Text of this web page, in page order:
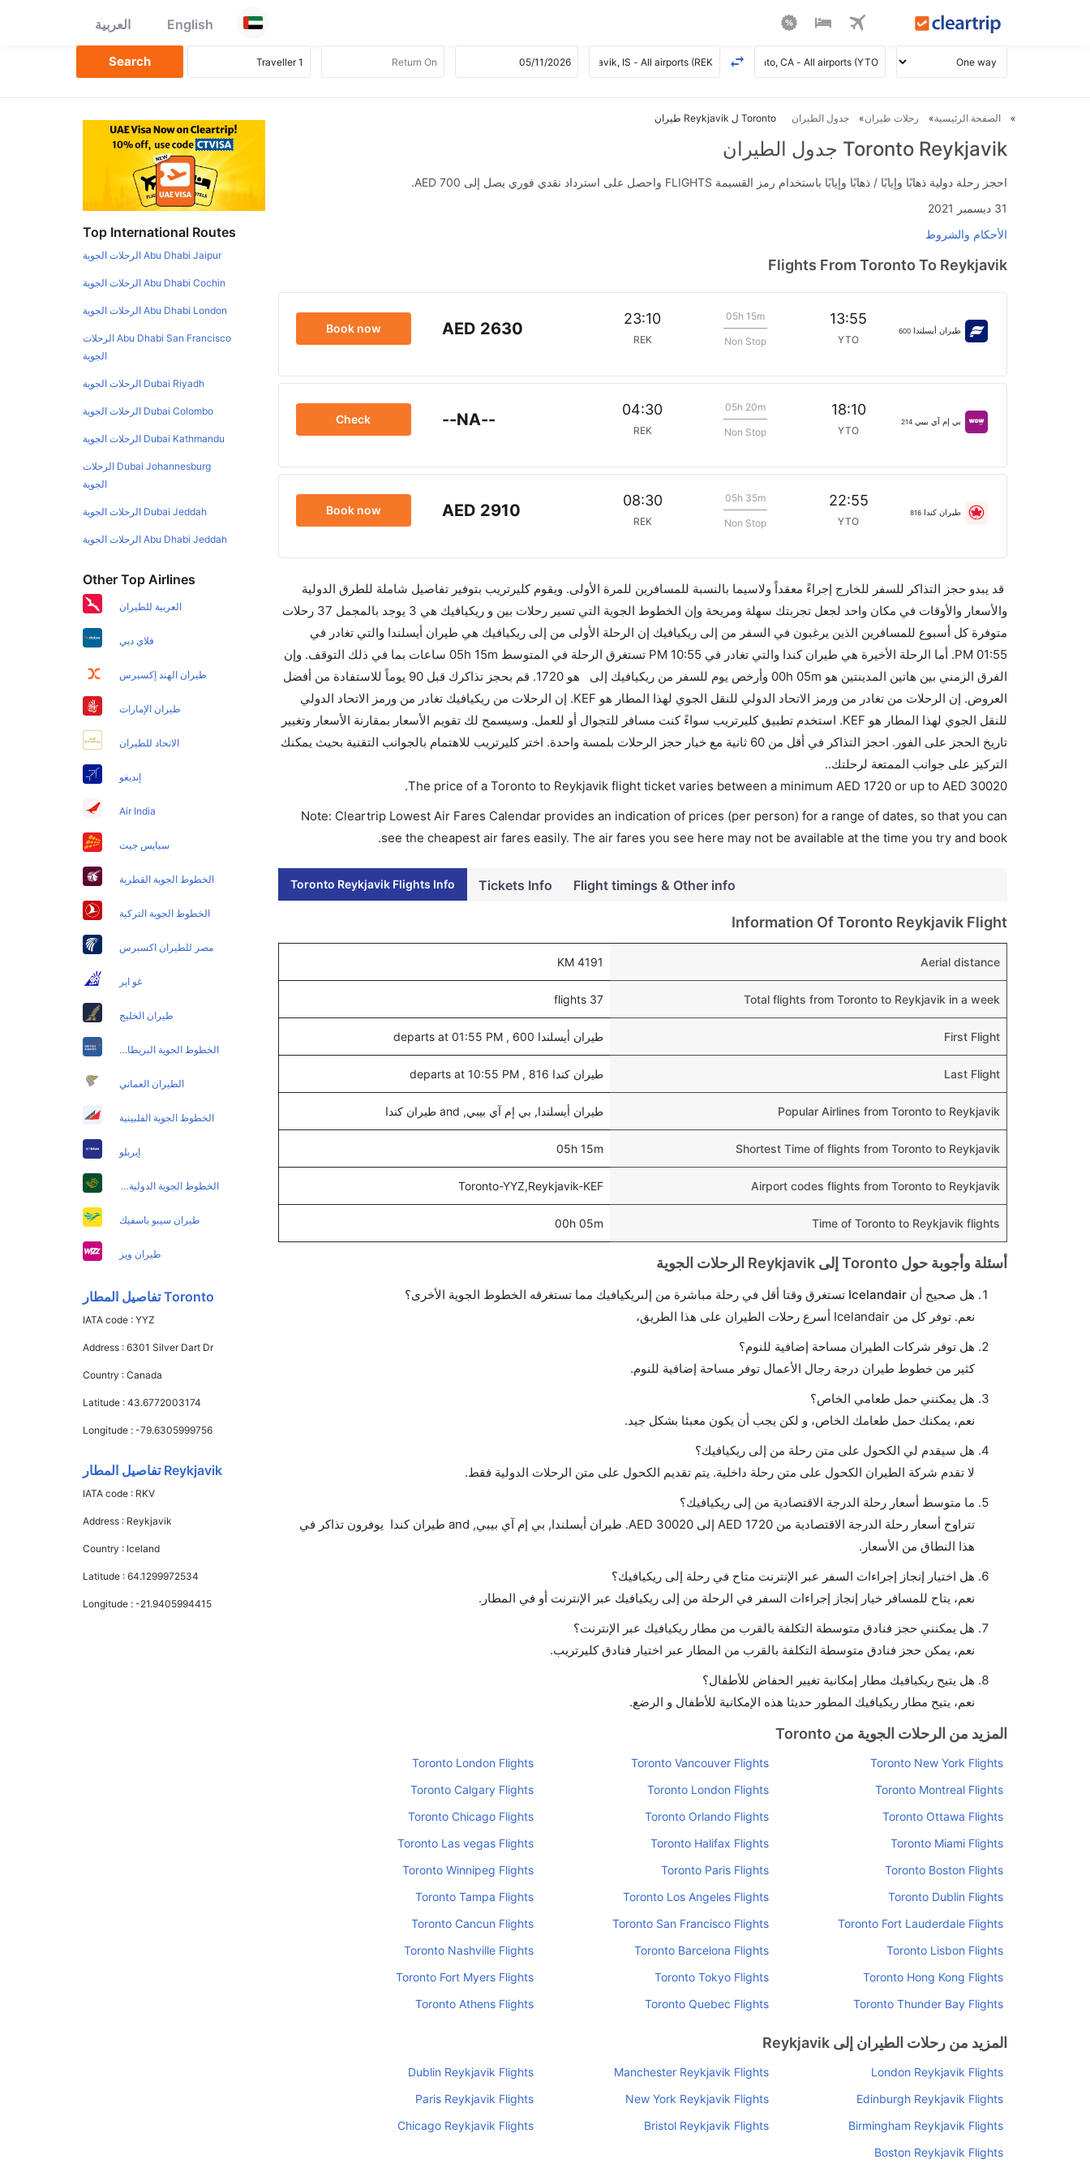
English العربية
الصفحة الرئيسية رحلات طيران جدول الطيران Toronto ل Reykjavik طيران
Toronto Reykjavik جدول الطيران
احجز رحلة دولية ذهابًا وإيابًا / ذهابًا وإيابًا باستخدام رمز القسيمة FLIGHTS واحصل على استرداد نقدي فوري يصل إلى AED 700.
31 ديسمبر 2021
الأحكام والشروط
Flights From Toronto To Reykjavik
طيران أيسلندا 600
13:55
YTO
05h 15m
Non Stop
23:10
REK
AED 2630
Book now
بي إم آي بيبي 214
18:10
YTO
05h 20m
Non Stop
04:30
REK
--NA--
Check
طيران كندا 816
22:55
YTO
05h 35m
Non Stop
08:30
REK
AED 2910
Book now
قد يبدو حجز التذاكر للسفر للخارج إجراءً معقداً ولاسيما بالنسبة للمسافرين للمرة الأولى. ويقوم كليرتريب بتوفير تفاصيل شاملة للطرق الدولية
والأسعار والأوقات في مكان واحد لجعل تجربتك سهلة ومريحة وإن الخطوط الجوية التي تسير رحلات بين و ريكيافيك هي 3 يوجد بالمجمل 37 رحلات
متوفرة كل أسبوع للمسافرين الذين يرغبون في السفر من إلى ريكيافيك إن الرحلة الأولى من إلى ريكيافيك هي طيران أيسلندا والتي تغادر في
01:55 PM. أما الرحلة الأخيرة هي طيران كندا والتي تغادر في 10:55 PM تستغرق الرحلة في المتوسط 05h 15m ساعات بما في ذلك التوقف. وإن
الفرق الزمني بين هاتين المدينتين هو 00h 05m وأرخص يوم للسفر من ريكيافيك إلى هو 1720. قم بحجز تذاكرك قبل 90 يوماً للاستفادة من أفضل
العروض. إن الرحلات من تغادر من ورمز الاتحاد الدولي للنقل الجوي لهذا المطار هو KEF. إن الرحلات من ريكيافيك تغادر من ورمز الاتحاد الدولي
للنقل الجوي لهذا المطار هو KEF. استخدم تطبيق كليرتريب سواءً كنت مسافر للتجوال أو للعمل. وسيسمح لك تقويم الأسعار بمقارنة الأسعار وتغيير
تاريخ الحجز على الفور. احجز التذاكر في أقل من 60 ثانية مع خيار حجز الرحلات بلمسة واحدة. اختر كليرتريب للاهتمام بالجوانب التقنية بحيث يمكنك
التركيز على جوانب الممتعة لرحلتك..
The price of a Toronto to Reykjavik flight ticket varies between a minimum AED 1720 or up to AED 30020
.
Note: Cleartrip Lowest Air Fares Calendar provides an indication of prices (per person) for a range of dates, so that you can
see the cheapest air fares easily. The air fares you see here may not be available at the time you try and book.
Toronto Reykjavik Flights Info Tickets Info Flight timings & Other info
Information Of Toronto Reykjavik Flight
Aerial distance
4191 KM
Total flights from Toronto to Reykjavik in a week
37 flights
First Flight طيران أيسلندا 600 , departs at 01:55 PM
Last Flight طيران كندا 816 , departs at 10:55 PM
Popular Airlines from Toronto to Reykjavik طيران أيسلندا, بي إم آي بيبي, and طيران كندا
Shortest Time of flights from Toronto to Reykjavik
05h 15m
Airport codes flights from Toronto to Reykjavik
Toronto-YYZ,Reykjavik-KEF
Time of Toronto to Reykjavik flights
00h 05m
أسئلة وأجوبة حول Toronto إلى Reykjavik الرحلات الجوية
هل صحيح أن Icelandair تستغرق وقتا أقل في رحلة مباشرة من إلىريكيافيك مما تستغرقه الخطوط الجوية الأخرى؟
نعم. توفر كل من Icelandair أسرع رحلات الطيران على هذا الطريق،
هل توفر شركات الطيران مساحة إضافية للنوم؟
كثير من خطوط طيران درجة رجال الأعمال توفر مساحة إضافية للنوم.
هل يمكنني حمل طعامي الخاص؟
نعم، يمكنك حمل طعامك الخاص، و لكن يجب أن يكون معبئا بشكل جيد.
هل سيقدم لي الكحول على متن رحلة من إلى ريكيافيك؟
لا تقدم شركة الطيران الكحول على متن رحلة داخلية. يتم تقديم الكحول على متن الرحلات الدولية فقط.
ما متوسط أسعار رحلة الدرجة الاقتصادية من إلى ريكيافيك؟
تتراوح أسعار رحلة الدرجة الاقتصادية من AED 1720 إلى AED 30020. طيران أيسلندا, بي إم آي بيبي, and طيران كندا يوفرون تذاكر في
هذا النطاق من الأسعار.
هل اختيار إنجاز إجراءات السفر عبر الإنترنت متاح في رحلة إلى ريكيافيك؟
نعم، يتاح للمسافر خيار إنجاز إجراءات السفر في الرحلة من إلى ريكيافيك عبر الإنترنت أو في المطار.
هل يمكنني حجز فنادق متوسطة التكلفة بالقرب من مطار ريكيافيك عبر الإنترنت؟
نعم، يمكن حجز فنادق متوسطة التكلفة بالقرب من المطار عبر اختيار فنادق كليرتريب.
هل يتيح ريكيافيك مطار إمكانية تغيير الحفاض للأطفال؟
نعم، يتيح مطار ريكيافيك المطور حديثا هذه الإمكانية للأطفال و الرضع.
المزيد من الرحلات الجوية من Toronto
Toronto New York Flights
Toronto Vancouver Flights
Toronto London Flights
Toronto Montreal Flights
Toronto London Flights
Toronto Calgary Flights
Toronto Ottawa Flights
Toronto Orlando Flights
Toronto Chicago Flights
Toronto Miami Flights
Toronto Halifax Flights
Toronto Las vegas Flights
Toronto Boston Flights
Toronto Paris Flights
Toronto Winnipeg Flights
Toronto Dublin Flights
Toronto Los Angeles Flights
Toronto Tampa Flights
Toronto Fort Lauderdale Flights
Toronto San Francisco Flights
Toronto Cancun Flights
Toronto Lisbon Flights
Toronto Barcelona Flights
Toronto Nashville Flights
Toronto Hong Kong Flights
Toronto Tokyo Flights
Toronto Fort Myers Flights
Toronto Thunder Bay Flights
Toronto Quebec Flights
Toronto Athens Flights
المزيد من رحلات الطيران إلى Reykjavik
London Reykjavik Flights
Manchester Reykjavik Flights
Dublin Reykjavik Flights
Edinburgh Reykjavik Flights
New York Reykjavik Flights
Paris Reykjavik Flights
Birmingham Reykjavik Flights
Bristol Reykjavik Flights
Chicago Reykjavik Flights
Boston Reykjavik Flights
Top International Routes
Abu Dhabi Jaipur الرحلات الجوية
Abu Dhabi Cochin الرحلات الجوية
Abu Dhabi London الرحلات الجوية
Abu Dhabi San Francisco الرحلات
الجوية
Dubai Riyadh الرحلات الجوية
Dubai Colombo الرحلات الجوية
Dubai Kathmandu الرحلات الجوية
Dubai Johannesburg الرحلات
الجوية
Dubai Jeddah الرحلات الجوية
Abu Dhabi Jeddah الرحلات الجوية
Other Top Airlines
العربية للطيران
فلاي دبي
طيران الهند إكسبرس
طيران الإمارات
الاتحاد للطيران
إنديغو
Air India
سبايس جيت
الخطوط الجوية القطرية
الخطوط الجوية التركية
مصر للطيران اكسبرس
غو اير
طيران الخليج
الخطوط الجوية البريطانية
الطيران العماني
الخطوط الجوية الفلبينية
إيربلو
الخطوط الجوية الدولية الباكستانية
طيران سيبو باسفيك
طيران ويز
Toronto تفاصيل المطار
IATA code :YYZ
Address :6301 Silver Dart Dr
Country :Canada
Latitude :43.6772003174
Longitude :-79.6305999756
Reykjavik تفاصيل المطار
IATA code : RKV
Address : Reykjavik
Country : Iceland
Latitude :64.1299972534
Longitude :-21.9405994415